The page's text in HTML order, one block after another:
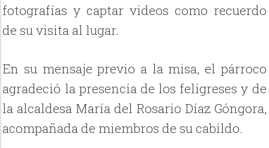
fotografías y captar videos como recuerdo
de su visita al lugar.
En su mensaje previo a la misa, el párroco
agradeció la presencia de los feligreses y de
la alcaldesa María del Rosario Díaz Góngora,
acompañada de miembros de su cabildo.